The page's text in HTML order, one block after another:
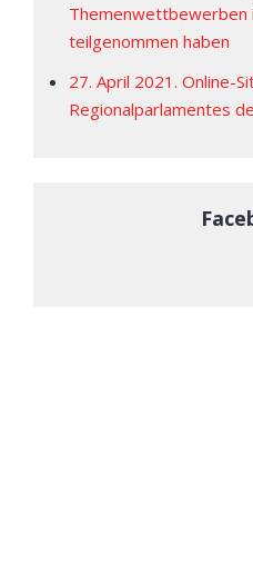
Themenwettbewerben
teilgenommen haben
27. April 2021. Online-
Regionalparlamentes